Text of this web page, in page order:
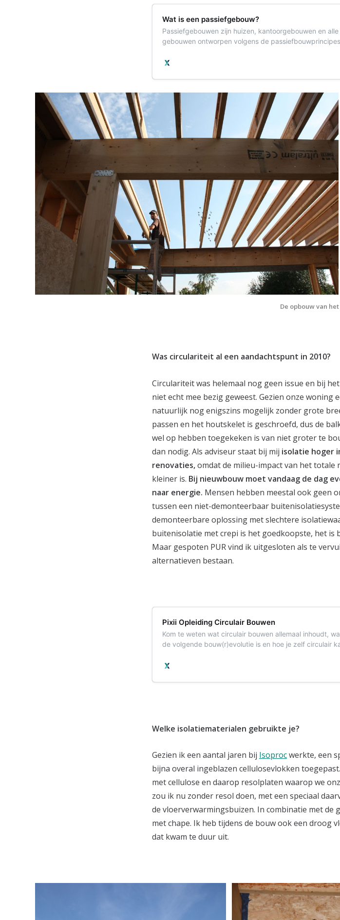
Wat is een passiefgebouw?
Passiefgebouwen zijn huizen, kantoorgebouwen en
gebouwen ontworpen volgens de
De opbouw van
Was circulariteit al een aandachtspunt in 2010?
Circulariteit was helemaal nog geen issue en bij
niet echt mee bezig geweest. Gezien onze
natuurlijk nog enigszins mogelijk zonder grote
passen en het houtskelet is geschroefd, dus de
wel op hebben toegekeken is van niet groter te
dan nodig. Als adviseur staat bij mij isolatie hoger
renovaties,omdat de milieu-impact van het
kleiner is. Bij nieuwbouw moet vandaag de dag
naar energie. Mensen hebben meestal ook geen
tussen een niet-demonteerbaar
demonteerbare oplossing met slechtere
buitenisolatie met crepi is het goedkoopste, het is
Maar gespoten PUR vind ik uitgesloten als te
alternatieven bestaan.
Pixii Opleiding Circulair Bouwen
Kom te weten wat circulair bouwen allemaal inhoudt,
de volgende bouw(r)evolutie is en hoe je zelf circulair
Welke isolatiematerialen gebruikte je?
Gezien ik een aantal jaren bij Isoprocwerkte, een
bijna overal ingeblazen cellulosevlokken
met cellulose en daarop resolplaten waarop we
zou ik nu zonder resol doen, met een speciaal
de vloerverwarmingsbuizen. In combinatie met
met chape. Ik heb tijdens de bouw ook een droog
dat kwam te duur uit.